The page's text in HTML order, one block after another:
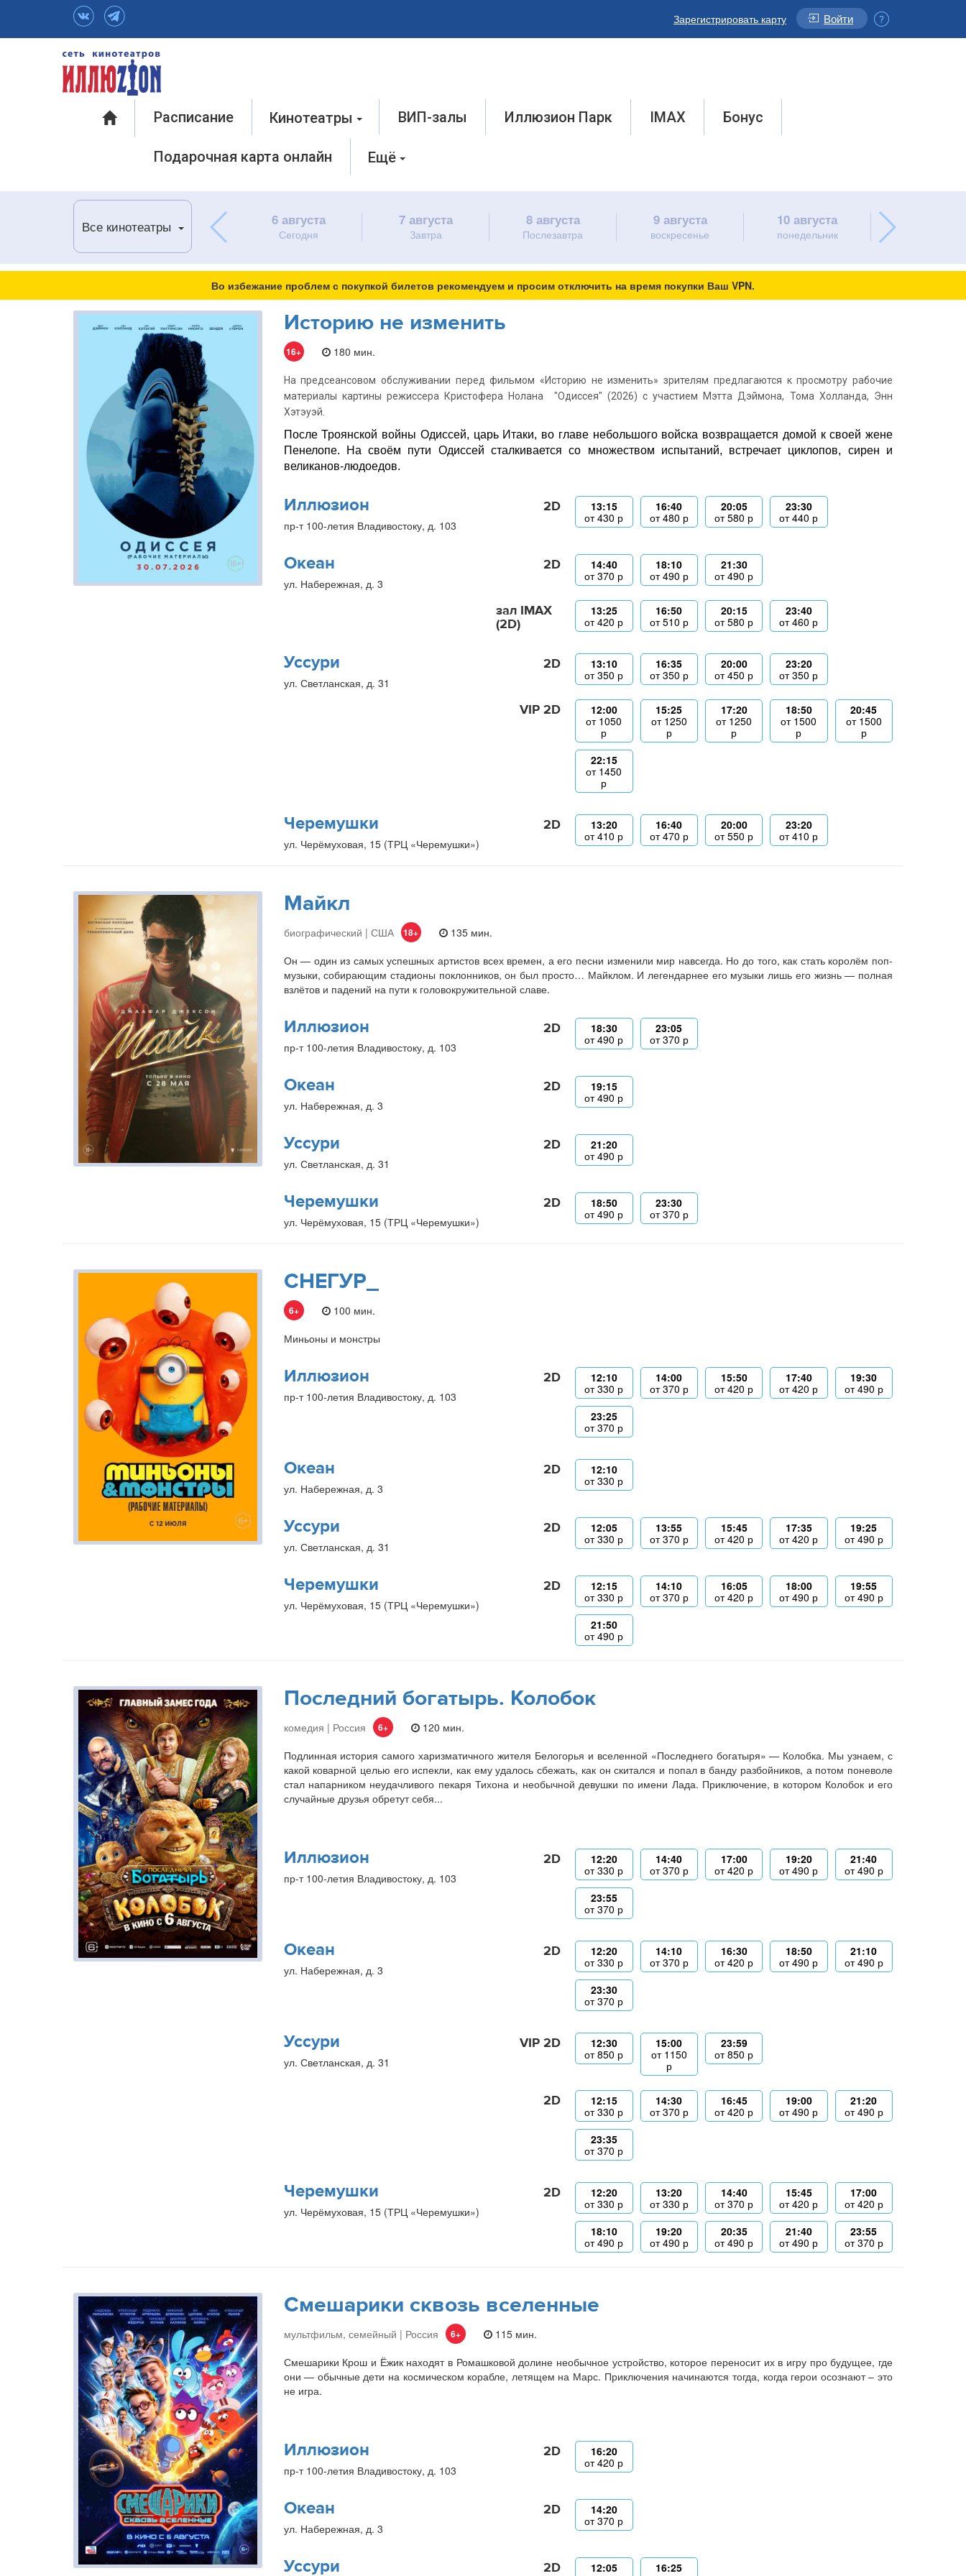
Зарегистрировать карту Войти
Расписание Кинотеатры ВИП-залы Иллюзион Парк IMAX Бонус
Подарочная карта онлайн Ещё
Все кинотеатры 6 августа
Сегодня
7 августа
Завтра
8 августа
Послезавтра
9 августа
воскресенье
10 августа
понедельник
Во избежание проблем с покупкой билетов рекомендуем и просим отключить на время покупки Ваш VPN.
Историю не изменить
16+ 180 мин.
На предсеансовом обслуживании перед фильмом «Историю не изменить» зрителям предлагаются к просмотру рабочие
материалы картины режиссера Кристофера Нолана "Одиссея" (2026) с участием Мэтта Дэймона, Тома Холланда, Энн
Хэтэуэй.
После Троянской войны Одиссей, царь Итаки, во главе небольшого войска возвращается домой к своей жене
Пенелопе. На своём пути Одиссей сталкивается со множеством испытаний, встречает циклопов, сирен и
великанов-людоедов.
Иллюзион
пр-т 100-летия Владивостоку, д. 103
2D
13:15
от430 р
16:40
от480 р
20:05
от580 р
23:30
от440 р
Океан
ул. Набережная, д. 3
2D
14:40
от370 р
18:10
от490 р
21:30
от490 р
зал IMAX
(2D)
13:25
от420 р
16:50
от510 р
20:15
от580 р
23:40
от460 р
Уссури
ул. Светланская, д. 31
2D
13:10
от350 р
16:35
от350 р
20:00
от450 р
23:20
от350 р
VIP 2D
12:00
от 1050
р
15:25
от 1250
р
17:20
от 1250
р
18:50
от 1500
р
20:45
от 1500
р
22:15
от 1450
р
Черемушки
ул. Черёмуховая, 15 (ТРЦ «Черемушки»)
2D
13:20
от410 р
16:40
от470 р
20:00
от550 р
23:20
от410 р
Майкл
биографический | США 18+
135 мин.
Он — один из самых успешных артистов всех времен, а его песни изменили мир навсегда. Но до того, как стать королём поп-
музыки, собирающим стадионы поклонников, он был просто… Майклом. И легендарнее его музыки лишь его жизнь — полная
взлётов и падений на пути к головокружительной славе.
Иллюзион
пр-т 100-летия Владивостоку, д. 103
2D
18:30
от490 р
23:05
от370 р
Океан
ул. Набережная, д. 3
2D
19:15
от490 р
Уссури
ул. Светланская, д. 31
2D
21:20
от490 р
Черемушки
ул. Черёмуховая, 15 (ТРЦ «Черемушки»)
2D
18:50
от490 р
23:30
от370 р
СНЕГУР_
6+
100 мин.
Миньоны и монстры
Иллюзион
пр-т 100-летия Владивостоку, д. 103
2D
12:10
от330 р
14:00
от370 р
15:50
от420 р
17:40
от420 р
19:30
от490 р
23:25
от370 р
Океан
ул. Набережная, д. 3
2D
12:10
от330 р
Уссури
ул. Светланская, д. 31
2D
12:05
от330 р
13:55
от370 р
15:45
от420 р
17:35
от420 р
19:25
от490 р
Черемушки
ул. Черёмуховая, 15 (ТРЦ «Черемушки»)
2D
12:15
от330 р
14:10
от370 р
16:05
от420 р
18:00
от490 р
19:55
от490 р
21:50
от490 р
Последний богатырь. Колобок
комедия | Россия 6+
120 мин.
Подлинная история самого харизматичного жителя Белогорья и вселенной «Последнего богатыря» — Колобка. Мы узнаем, с
какой коварной целью его испекли, как ему удалось сбежать, как он скитался и попал в банду разбойников, а потом поневоле
стал напарником неудачливого пекаря Тихона и необычной девушки по имени Лада. Приключение, в котором Колобок и его
случайные друзья обретут себя...
Иллюзион
пр-т 100-летия Владивостоку, д. 103
2D
12:20
от330 р
14:40
от370 р
17:00
от420 р
19:20
от490 р
21:40
от490 р
23:55
от370 р
Океан
ул. Набережная, д. 3
2D
12:20
от330 р
14:10
от370 р
16:30
от420 р
18:50
от490 р
21:10
от490 р
23:30
от370 р
Уссури
ул. Светланская, д. 31
VIP 2D
12:30
от850 р
15:00
от 1150
р
23:59
от850 р
2D
12:15
от330 р
14:30
от370 р
16:45
от420 р
19:00
от490 р
21:20
от490 р
23:35
от370 р
Черемушки
ул. Черёмуховая, 15 (ТРЦ «Черемушки»)
2D
12:20
от330 р
13:20
от330 р
14:40
от370 р
15:45
от420 р
17:00
от420 р
18:10
от490 р
19:20
от490 р
20:35
от490 р
21:40
от490 р
23:55
от370 р
Смешарики сквозь вселенные
мультфильм, семейный | Россия 6+
115 мин.
Смешарики Крош и Ёжик находят в Ромашковой долине необычное устройство, которое переносит их в игру про будущее, где
они — обычные дети на космическом корабле, летящем на Марс. Приключения начинаются тогда, когда герои осознают – это
не игра.
Иллюзион
пр-т 100-летия Владивостоку, д. 103
2D
16:20
от420 р
Океан
ул. Набережная, д. 3
2D
14:20
от370 р
Уссури 2D
12:05
16:25